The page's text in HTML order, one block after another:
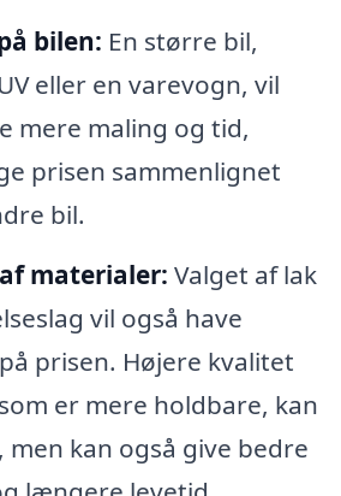
bilen: En større bil,
eller en varevogn, vil
mere maling og tid,
prisen sammenlignet
bil.
materialer: Valget af lak
vil også have
prisen. Højere kvalitet
er mere holdbare, kan
men kan også give bedre